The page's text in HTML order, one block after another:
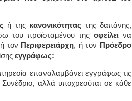
ή τηςκανονικότητας της δαπάνης,
του προϊσταμένου τηςοφείλει να
τον Περιφερειάρχη, ή τον
Πρόεδρο
εγγράφως:
επαναλαμβάνει εγγράφως τις
Συνέδριο, αλλά υποχρεούται σε κάθε